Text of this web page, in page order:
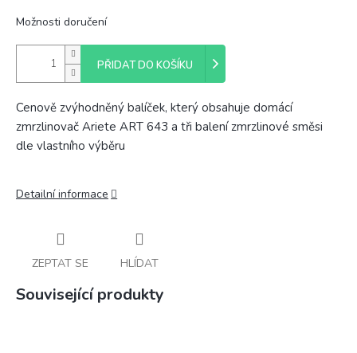
Možnosti doručení
PŘIDAT DO KOŠÍKU
Cenově zvýhodněný balíček, který obsahuje domácí
zmrzlinovač Ariete ART 643 a tři balení zmrzlinové směsi
dle vlastního výběru
Detailní informace
ZEPTAT SE HLÍDAT
Související produkty